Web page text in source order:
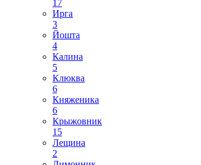
17
Ирга
3
Йошта
4
Калина
5
Клюква
6
Княженика
6
Крыжовник
15
Лещина
2